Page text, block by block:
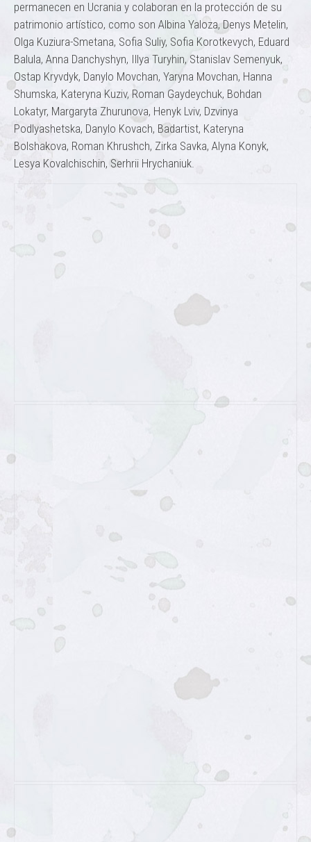
permanecen en Ucrania y colaboran en la protección de su
patrimonio artístico, como son Albina Yaloza, Denys Metelin,
Olga Kuziura-Smetana, Sofia Suliy, Sofia Korotkevych, Eduard
Balula, Anna Danchyshyn, Illya Turyhin, Stanislav Semenyuk,
Ostap Kryvdyk, Danylo Movchan, Yaryna Movchan, Hanna
Shumska, Kateryna Kuziv, Roman Gaydeychuk, Bohdan
Lokatyr, Margaryta Zhurunova, Henyk Lviv, Dzvinya
Podlyashetska, Danylo Kovach, Badartist, Kateryna
Bolshakova, Roman Khrushch, Zirka Savka, Alyna Konyk,
Lesya Kovalchischin, Serhrii Hrychaniuk.